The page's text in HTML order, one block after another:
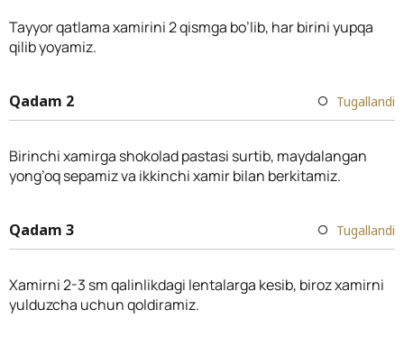
Tayyor qatlama xamirini 2 qismga bo’lib, har birini yupqa
qilib yoyamiz.
Qadam 2 Tugallandi
Birinchi xamirga shokolad pastasi surtib, maydalangan
yong’oq sepamiz va ikkinchi xamir bilan berkitamiz.
Qadam 3 Tugallandi
Xamirni 2-3 sm qalinlikdagi lentalarga kesib, biroz xamirni
yulduzcha uchun qoldiramiz.